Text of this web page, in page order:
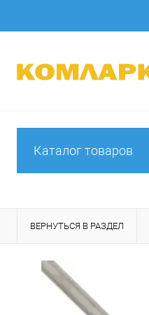
Каталог товаров
ВЕРНУТЬСЯ В РАЗДЕЛ